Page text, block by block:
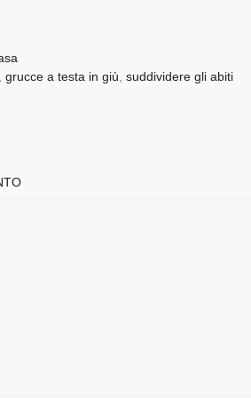
grucce a testa in giù ,suddividere gli abiti